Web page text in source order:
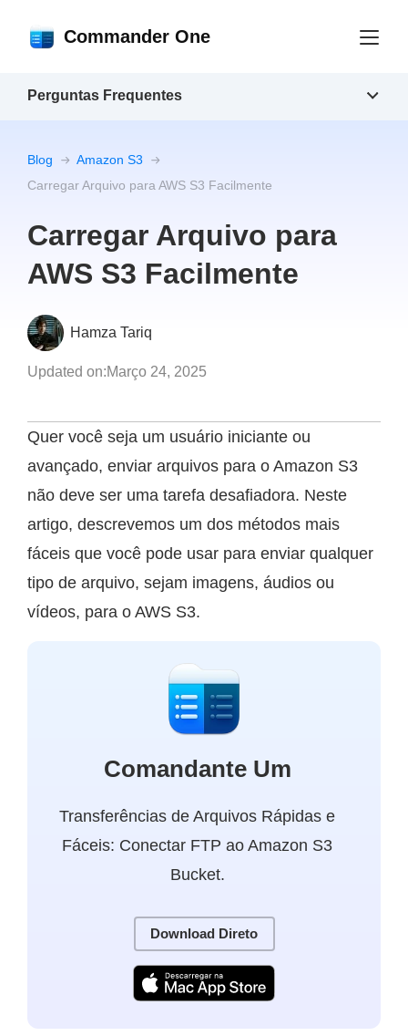
Commander One
Blog
Amazon S3
Carregar Arquivo para AWS S3 Facilmente
Carregar Arquivo para
AWS S3 Facilmente
Hamza Tariq
Updated on:Março 24, 2025
Quer você seja um usuário iniciante ou
avançado, enviar arquivos para o Amazon S3
não deve ser uma tarefa desafiadora. Neste
artigo, descrevemos um dos métodos mais
fáceis que você pode usar para enviar qualquer
tipo de arquivo, sejam imagens, áudios ou
vídeos, para o AWS S3.
Comandante Um
Transferências de Arquivos Rápidas e
Fáceis: Conectar FTP ao Amazon S3
Bucket.
Download Direto
Perguntas Frequentes